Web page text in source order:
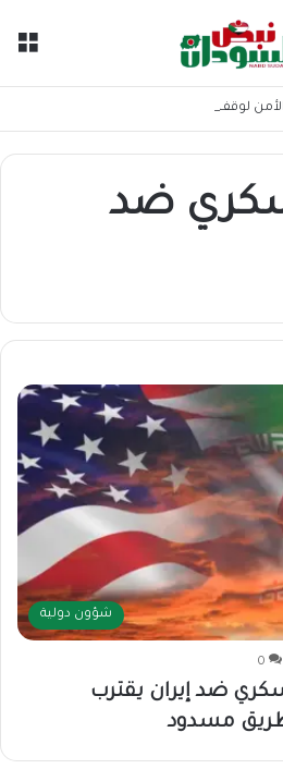
لوقف حمامات الدم في السودان
ضد
شؤون دولية
0
ضد إيران يقترب
مسدود